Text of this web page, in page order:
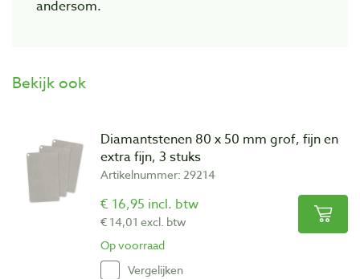
andersom.
Bekijk ook
Diamantstenen 80 x 50 mm grof, fijn en
extra fijn, 3 stuks
Artikelnummer: 29214
€ 16,95 incl. btw
€ 14,01 excl. btw
Op voorraad
Vergelijken